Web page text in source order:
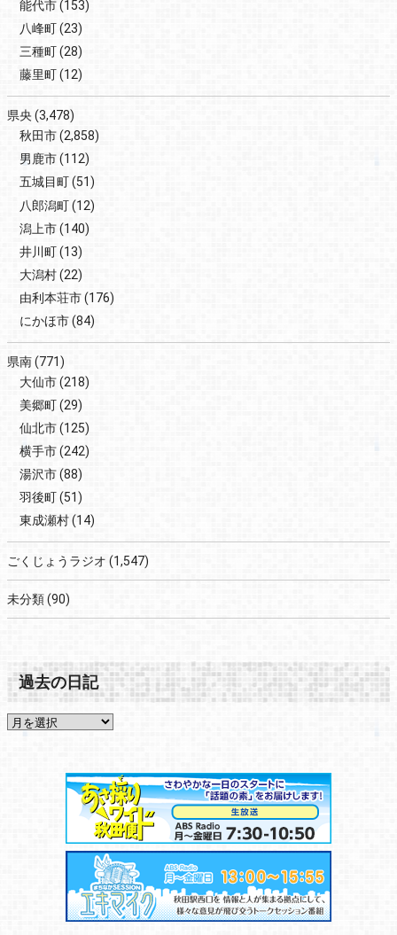
能代市(153)
八峰町(23)
三種町(28)
藤里町(12)
県央(3,478)
秋田市(2,858)
男鹿市(112)
五城目町(51)
八郎潟町(12)
潟上市(140)
井川町(13)
大潟村(22)
由利本荘市(176)
にかほ市(84)
県南(771)
大仙市(218)
美郷町(29)
仙北市(125)
横手市(242)
湯沢市(88)
羽後町(51)
東成瀬村(14)
ごくじょうラジオ (1,547)
未分類(90)
過去の日記